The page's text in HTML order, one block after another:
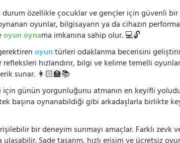
durum özellikle çocuklar ve gençler için güvenli
oyunlar, bilgisayarın ya da cihazın
oyun oynama imkanına sahip olur. 💻🔓
oyuntürleri odaklanma becerisini
hızlandırır, bilgi ve kelime temelli
sunar. 👩🏻‍🏫📚
için günün yorgunluğunu atmanın en keyifli
başına oynanabildiği gibi arkadaşlarla birlikte
bir deneyim sunmayı amaçlar. Farklı zevk